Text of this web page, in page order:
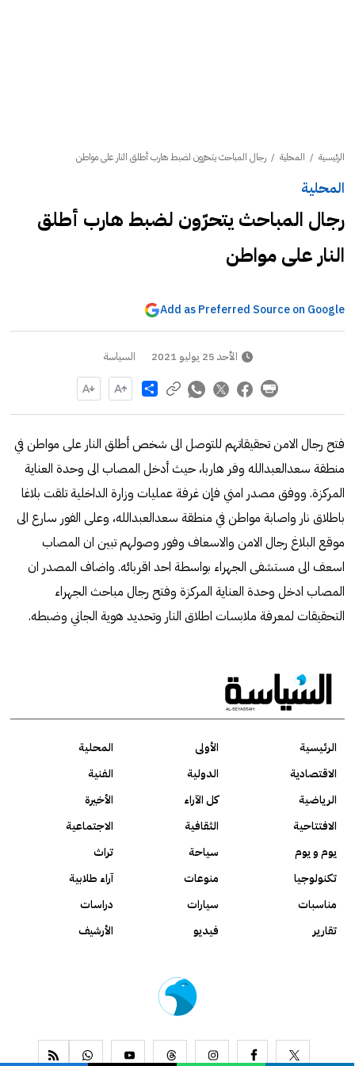
الرئيسية / المحلية / رجال المباحث يتحرّون لضبط هارب أطلق النار على مواطن
المحلية
رجال المباحث يتحرّون لضبط هارب أطلق
النار على مواطن
Add as Preferred Source on Google
الأحد 25 يوليو 2021 السياسة
Share
فتح رجال الامن تحقيقاتهم للتوصل الى شخص أطلق النار على مواطن في
منطقة سعدالعبدالله وفر هاربا، حيث أدخل المصاب الى وحدة العناية
المركزة. ووفق مصدر امني فإن غرفة عمليات وزارة الداخلية تلقت بلاغا
باطلاق نار واصابة مواطن في منطقة سعدالعبدالله، وعلى الفور سارع الى
موقع البلاغ رجال الامن والاسعاف وفور وصولهم تبين ان المصاب
اسعف الى مستشفى الجهراء بواسطة احد اقربائه. واضاف المصدر ان
المصاب ادخل وحدة العناية المركزة وفتح رجال مباحث الجهراء
التحقيقات لمعرفة ملابسات اطلاق النار وتحديد هوية الجاني وضبطه.
الرئيسية الأولى
المحلية
الاقتصادية
الدولية
الفنية
الرياضية
كل الآراء
الأخيرة
الافتتاحية
الثقافية
الاجتماعية
يوم و يوم
سياحة
تراث
تكنولوجيا
منوعات
آراء طلابية
مناسبات
سيارات
دراسات
تقارير
فيديو الأرشيف